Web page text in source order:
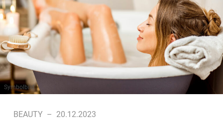
Symbolbild
BEAUTY – 20.12.2023